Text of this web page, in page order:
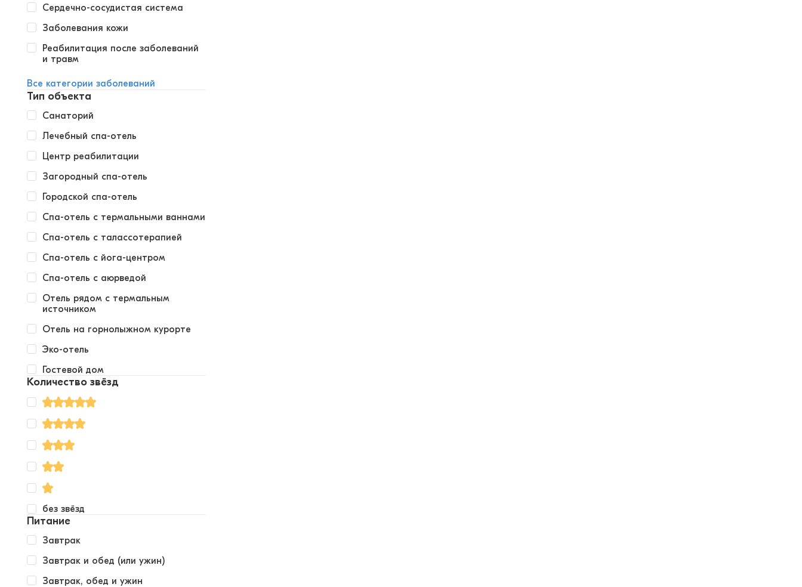
Сердечно-сосудистая система
Заболевания кожи
Реабилитация после заболеваний
и травм
Все категории заболеваний
Тип объекта
Санаторий
Лечебный спа-отель
Центр реабилитации
Загородный спа-отель
Городской спа-отель
Спа-отель с термальными ваннами
Спа-отель с талассотерапией
Спа-отель с йога-центром
Спа-отель с аюрведой
Отель рядом с термальным
источником
Отель на горнолыжном курорте
Эко-отель
Гостевой дом
Количество звёзд
без звёзд
Питание
Завтрак
Завтрак и обед (или ужин)
Завтрак, обед и ужин